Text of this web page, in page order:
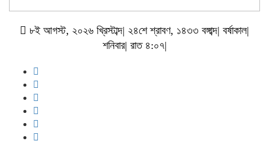
৮ই আগস্ট, ২০২৬ খ্রিস্টাব্দ| ২৪শে শ্রাবণ, ১৪৩৩ বঙ্গাব্দ| বর্ষাকাল|
শনিবার| রাত ৪:০৭|